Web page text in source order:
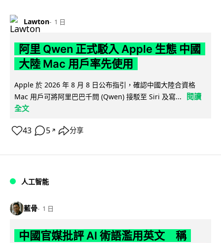
Lawton 1 日
阿里 Qwen 正式駁入 Apple 生態 中國
大陸 Mac 用戶率先使用
Apple 於 2026 年 8 月 8 日公布指引，確認中國大陸合資格
Mac 用戶可將阿里巴巴千問 (Qwen) 接駁至 Siri 及寫...
閱讀
全文
43 5 ↗ 分享
人工智能
藍骨 1 日
中國官媒批評 AI 術語濫用英文 稱